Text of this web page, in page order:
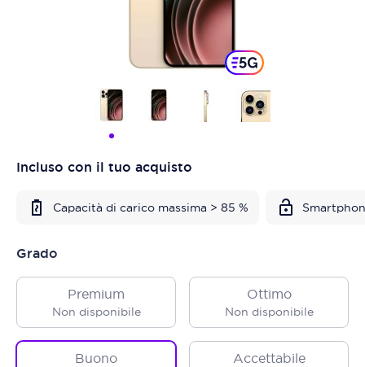
Incluso con il tuo acquisto
Capacità di carico massima > 85 %
Grado
Premium
Non disponibile
Ottimo
Non disponibile
Buono Accettabile